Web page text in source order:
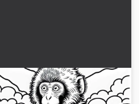
Makahai baadt in een hete
bron - Gratis kleurplaat